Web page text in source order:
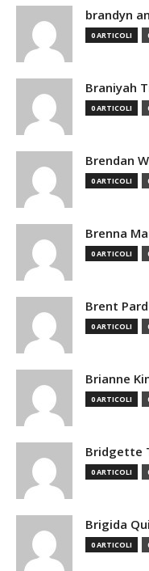
brandyn
0 ARTICOLI
Braniyah
0 ARTICOLI
Brendan
0 ARTICOLI
Brenna
0 ARTICOLI
Brent
0 ARTICOLI
Brianne
0 ARTICOLI
Bridgette
0 ARTICOLI
Brigida
0 ARTICOLI